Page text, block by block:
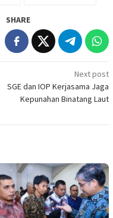
SHARE
Next post
SGE dan IOP Kerjasama Jaga
Kepunahan Binatang Laut